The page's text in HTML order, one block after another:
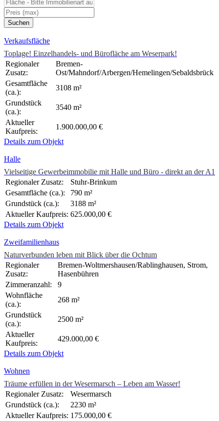
Verkaufsfläche
Toplage! Einzelhandels- und Bürofläche am Weserpark!
Regionaler
Zusatz:
Bremen-
Ost/Mahndorf/Arbergen/Hemelingen/Sebaldsbrück
Gesamtfläche
(ca.):
3108 m²
Grundstück
(ca.):
3540 m²
Aktueller
Kaufpreis:
1.900.000,00 €
Details zum Objekt
Halle
Vielseitige Gewerbeimmobilie mit Halle und Büro - direkt an der A1
Regionaler Zusatz:
Stuhr-Brinkum
Gesamtfläche (ca.):
790 m²
Grundstück (ca.):
3188 m²
Aktueller Kaufpreis: 625.000,00 €
Details zum Objekt
Zweifamilienhaus
Naturverbunden leben mit Blick über die Ochtum
Regionaler
Zusatz:
Bremen-Woltmershausen/Rablinghausen, Strom,
Hasenbühren
Zimmeranzahl:
9
Wohnfläche
(ca.):
268 m²
Grundstück
(ca.):
2500 m²
Aktueller
Kaufpreis:
429.000,00 €
Details zum Objekt
Wohnen
Träume erfüllen in der Wesermarsch – Leben am Wasser!
Regionaler Zusatz:
Wesermarsch
Grundstück (ca.):
2230 m²
Aktueller Kaufpreis: 175.000,00 €